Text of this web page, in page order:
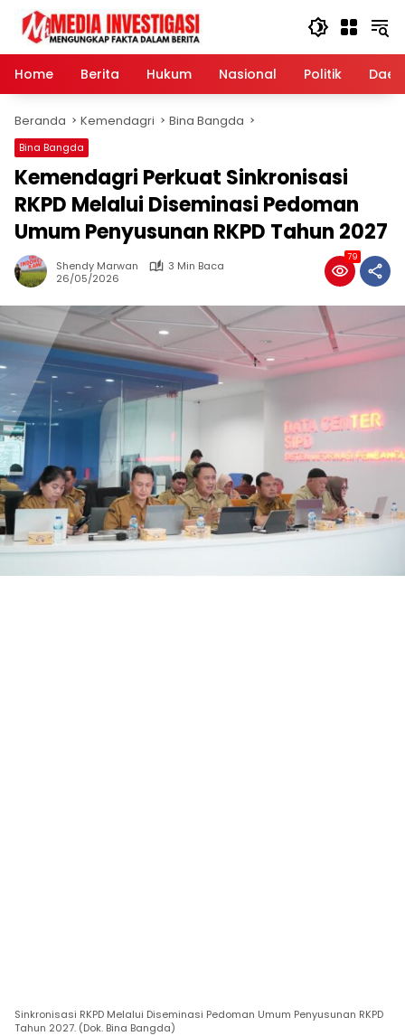
Langsung
konten
Home
Berita Hukum Nasional Politik
Beranda Kemendagri Bina Bangda
Bina Bangda
Kemendagri Perkuat Sinkronisasi
RKPD Melalui Diseminasi Pedoman
Umum Penyusunan RKPD Tahun 2027
Shendy Marwan
3 Min Baca
26/05/2026
79
Sinkronisasi RKPD Melalui Diseminasi Pedoman Umum Penyusunan RKPD
Tahun 2027. (Dok. Bina Bangda)